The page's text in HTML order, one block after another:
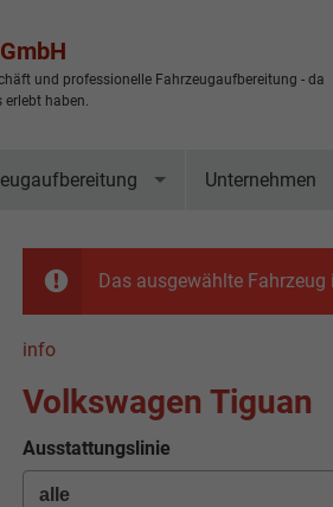
und professionelle Fahrzeugaufbereitung - da
erlebt haben.
Unternehmen
Das ausgewählte
info
Volkswagen Tiguan
Ausstattungslinie